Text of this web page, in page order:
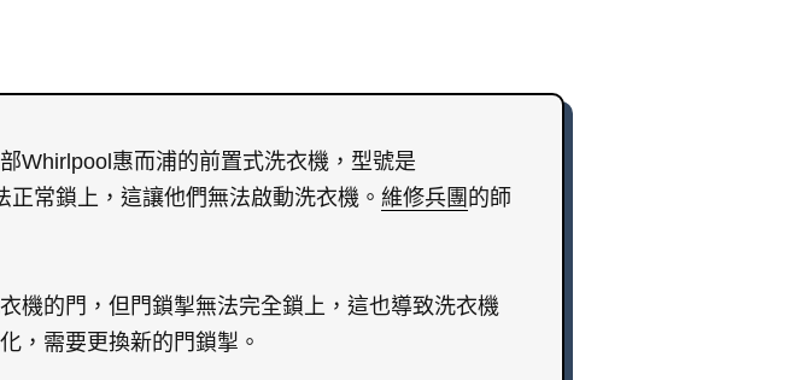
Whirlpool惠而浦的前置式洗衣機，型號是
常鎖上，這讓他們無法啟動洗衣機。 維修兵團 的師
機的門，但門鎖掣無法完全鎖上，這也導致洗衣機
，需要更換新的門鎖掣。